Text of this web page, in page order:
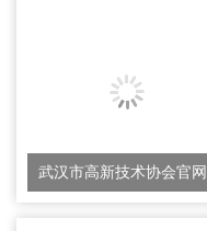
武汉市高新技术协会官网